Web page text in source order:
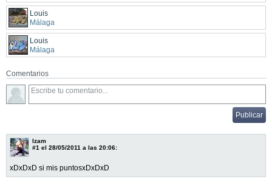
Louis
Málaga
Louis
Málaga
Comentarios
lzam
#1 el 28/05/2011 a las 20:06:
xDxDxD si mis puntosxDxDxD